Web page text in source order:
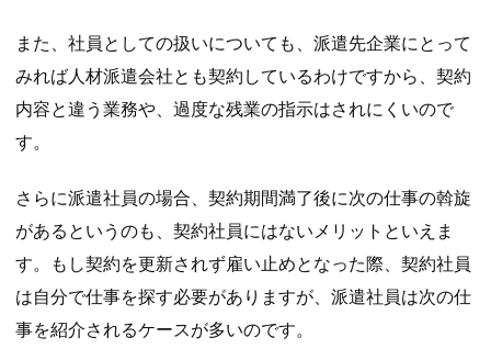
また、社員としての扱いについても、派遣先企業にとって
みれば人材派遣会社とも契約しているわけですから、契約
内容と違う業務や、過度な残業の指示はされにくいので
す。
さらに派遣社員の場合、契約期間満了後に次の仕事の斡旋
があるというのも、契約社員にはないメリットといえま
す。もし契約を更新されず雇い止めとなった際、契約社員
は自分で仕事を探す必要がありますが、派遣社員は次の仕
事を紹介されるケースが多いのです。